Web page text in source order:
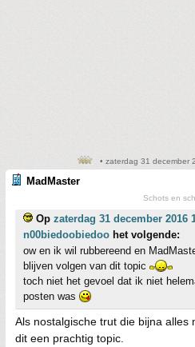
• zaterdag 31 december
MadMaster
Schots en
Op zaterdag 31 december 2016
n00biedoobiedoo het volgende:
ow en ik wil rubbereend en
blijven volgen van dit topic
toch niet het gevoel dat ik niet
posten was
Als nostalgische trut die bijna alles
dit een prachtig topic.